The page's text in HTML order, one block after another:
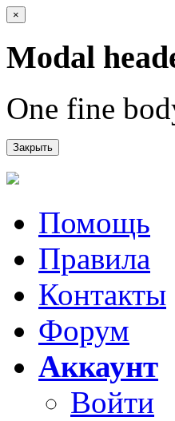
×
Modal
One fine
Закрыть
Помощь
Правила
Контакты
Форум
Аккаунт
Войти